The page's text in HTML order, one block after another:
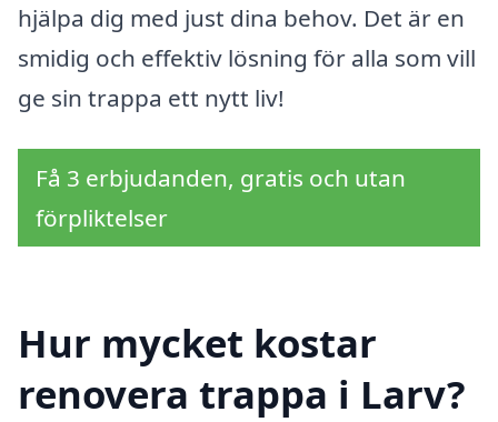
hjälpa dig med just dina behov. Det är en
smidig och effektiv lösning för alla som vill
ge sin trappa ett nytt liv!
Få 3 erbjudanden, gratis och utan
förpliktelser
Hur mycket kostar
renovera trappa i Larv?